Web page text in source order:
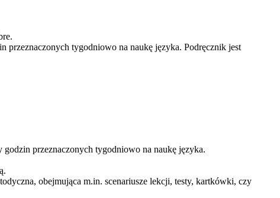
przeznaczonych tygodniowo na naukę języka. Podręcznik jest
przeznaczonych tygodniowo na naukę języka.
obejmująca m.in. scenariusze lekcji, testy, kartkówki, czy